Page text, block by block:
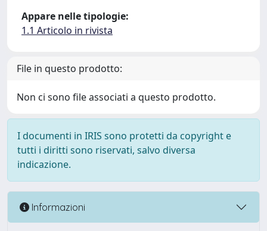
Appare nelle tipologie:
1.1 Articolo in rivista
File in questo prodotto:
Non ci sono file associati a questo prodotto.
I documenti in IRIS sono protetti da copyright e
tutti i diritti sono riservati, salvo diversa
indicazione.
Informazioni